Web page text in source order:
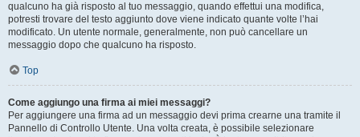
qualcuno ha già risposto al tuo messaggio, quando effettui una modifica,
potresti trovare del testo aggiunto dove viene indicato quante volte l’hai
modificato. Un utente normale, generalmente, non può cancellare un
messaggio dopo che qualcuno ha risposto.
Top
Come aggiungo una firma ai miei messaggi?
Per aggiungere una firma ad un messaggio devi prima crearne una tramite il
Pannello di Controllo Utente. Una volta creata, è possibile selezionare